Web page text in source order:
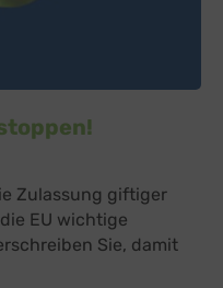
Zulassung giftiger
EU wichtige
Sie, damit